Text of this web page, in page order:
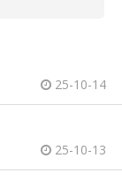
25-10-14
25-10-13